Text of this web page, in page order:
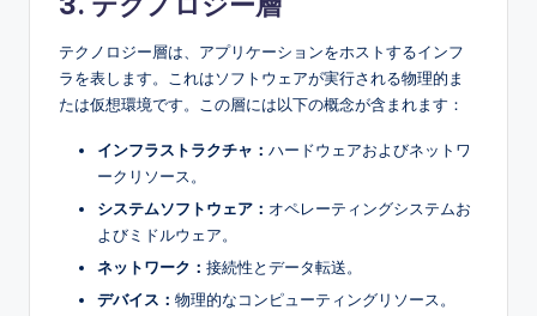
テクノロジー層は、アプリケーションをホストするインフ
ラを表します。これはソフトウェアが実行される物理的ま
たは仮想環境です。この層には以下の概念が含まれます：
インフラストラクチャ： ハードウェアおよびネットワ
ークリソース。
システムソフトウェア： オペレーティングシステムお
よびミドルウェア。
ネットワーク： 接続性とデータ転送。
デバイス： 物理的なコンピューティングリソース。